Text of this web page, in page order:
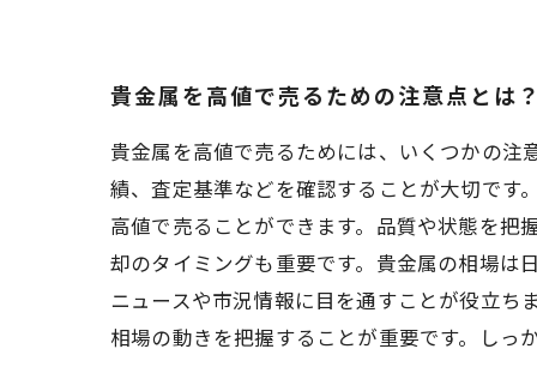
貴金属を高値で売るための注意点とは？
貴金属を高値で売るためには、いくつかの注
績、査定基準などを確認することが大切です
高値で売ることができます。品質や状態を把
却のタイミングも重要です。貴金属の相場は
ニュースや市況情報に目を通すことが役立ち
相場の動きを把握することが重要です。しっ